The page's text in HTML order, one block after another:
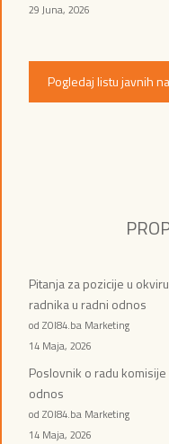
29 Juna, 2026
Pogledaj listu javnih
Pitanja za pozicije u
radnika u radni odnos
od ZOI84.ba Marketing
14 Maja, 2026
Poslovnik o radu
odnos
od ZOI84.ba Marketing
14 Maja, 2026